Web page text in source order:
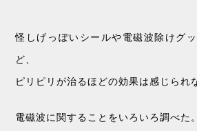
怪しげっぽいシールや電磁波除けグ
ど、
ピリピリが治るほどの効果は感じられ
電磁波に関することをいろいろ調べた。